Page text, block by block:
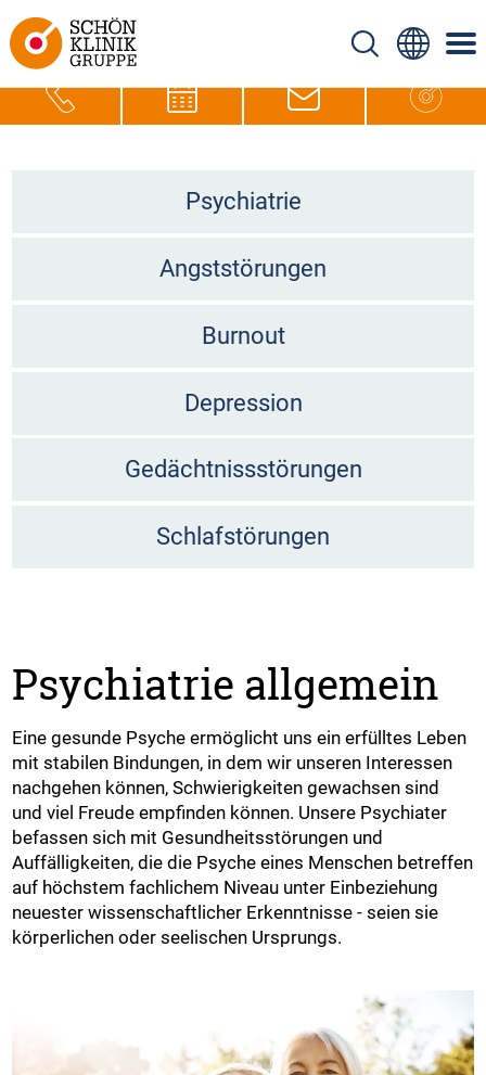
Psychiatrie
Angststörungen
Burnout
Depression
Gedächtnissstörungen
Schlafstörungen
Psychiatrie allgemein
Eine gesunde Psyche ermöglicht uns ein erfülltes Leben
mit stabilen Bindungen, in dem wir unseren Interessen
nachgehen können, Schwierigkeiten gewachsen sind
und viel Freude empfinden können. Unsere Psychiater
befassen sich mit Gesundheitsstörungen und
Auffälligkeiten, die die Psyche eines Menschen betreffen
auf höchstem fachlichem Niveau unter Einbeziehung
neuester wissenschaftlicher Erkenntnisse - seien sie
körperlichen oder seelischen Ursprungs.